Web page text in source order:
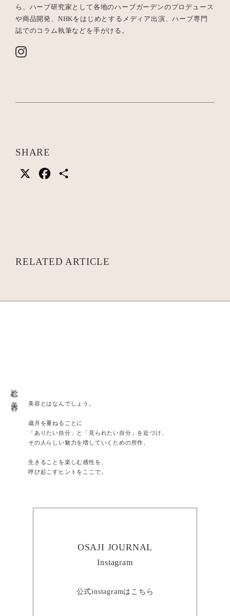
ら、ハーブ研究家として各地のハーブガーデンのプロデュース
や商品開発、NHKをはじめとするメディア出演、ハーブ専門
誌でのコラム執筆などを手がける。
SHARE
X Facebook
RELATED ARTICLE
読む美容
美容とはなんでしょう。
歳月を重ねるごとに
「ありたい自分」と「見られたい自分」を近づけ、
その人らしい魅力を増していくための所作。
生きることを楽しむ感性を、
呼び起こすヒントをここで。
OSAJI JOURNAL
Instagram
公式instagramはこちら